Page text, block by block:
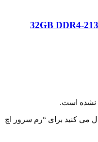
نشده است.
می کنید برای “رم سرور اچ